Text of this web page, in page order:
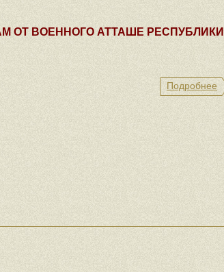
ОТ ВОЕННОГО АТТАШЕ РЕСПУБЛИКИ
Подробнее